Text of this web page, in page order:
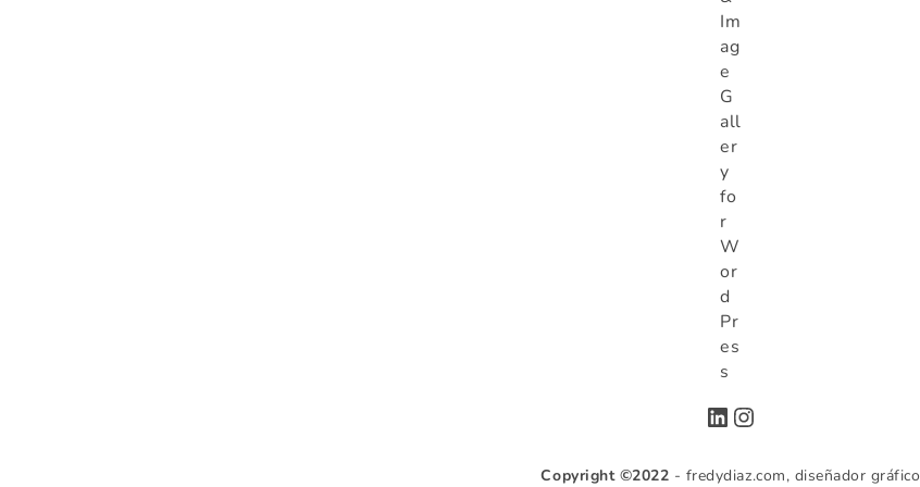
LinkedIn
Instagram
Copyright ©2022 - fredydiaz.com, diseñador gráfico